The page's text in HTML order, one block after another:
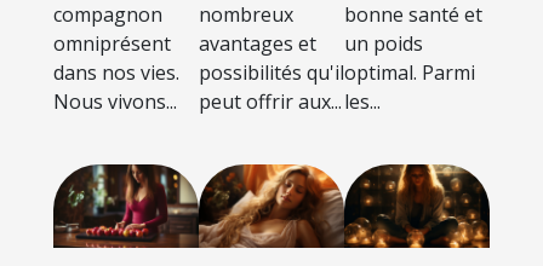
compagnon
omniprésent
dans nos vies.
Nous vivons...
nombreux
avantages et
possibilités qu'il
peut offrir aux...
bonne santé et
un poids
optimal. Parmi
les...